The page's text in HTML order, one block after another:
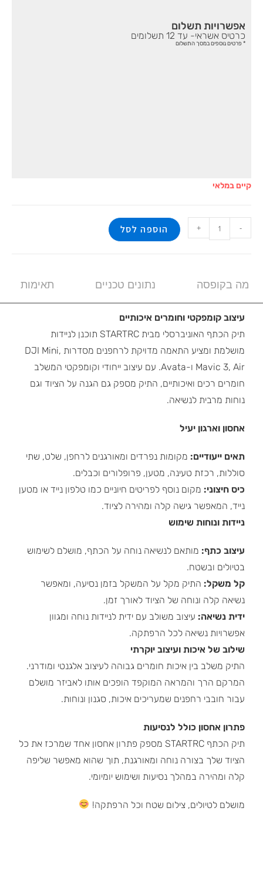
אפשרויות תשלום
כרטיס אשראי- עד 12 תשלומים
* פרטים נוספים במסך התשלום
קיים במלאי
-
+ הוספה לסל
מה בקופסה נתונים טכניים תאימות
עיצוב קומפקטי וחומרים איכותיים
תיק הכתף האוניברסלי מבית STARTRC תוכנן לניידות
מושלמת ומציע התאמה מדויקת לרחפנים מסדרות DJI Mini,
Mavic 3, Air ו-Avata. עם עיצוב ייחודי וקומפקטי המשלב
חומרים רכים ואיכותיים, התיק מספק גם הגנה על הציוד וגם
נוחות מרבית לנשיאה.
אחסון וארגון יעיל
תאים ייעודיים: מקומות נפרדים ומאורגנים לרחפן, שלט, שתי
סוללות, רכזת טעינה, מטען, פרופלורים וכבלים.
כיס חיצוני: מקום נוסף לפריטים חיוניים כמו טלפון נייד או מטען
נייד, המאפשר גישה קלה ומהירה לציוד.
ניידות ונוחות שימוש
עיצוב כתף: מותאם לנשיאה נוחה על הכתף, מושלם לשימוש
בטיולים ובשטח.
קל משקל: התיק מקל על המשקל בזמן נסיעה, ומאפשר
נשיאה קלה ונוחה של הציוד לאורך זמן.
ידית נשיאה: עיצוב משולב עם ידית לניידות נוחה ומגוון
אפשרויות נשיאה לכל הרפתקה.
שילוב של איכות ועיצוב יוקרתי
התיק משלב בין איכות חומרים גבוהה לעיצוב אלגנטי ומודרני.
המרקם הרך והמראה המוקפד הופכים אותו לאביזר מושלם
עבור חובבי רחפנים שמעריכים איכות, סגנון ונוחות.
פתרון אחסון כולל לנסיעות
תיק הכתף STARTRC מספק פתרון אחסון אחד שמרכז את כל
הציוד שלך בצורה נוחה ומאורגנת, תוך שהוא מאפשר שליפה
קלה ומהירה במהלך נסיעות ושימוש יומיומי.
מושלם לטיולים, צילום שטח וכל הרפתקה!